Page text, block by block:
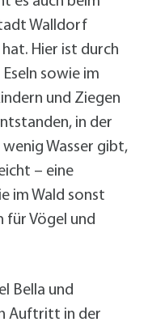
Walldorf
Hier ist durch
sowie im
und Ziegen
in der
Wasser gibt,
– eine
im Wald sonst
für Vögel und
Bella und
Auftritt in der